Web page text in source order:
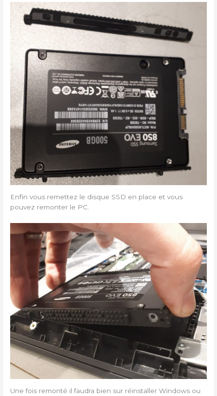
Enfin vous remettez le disque SSD en place et vous
pouvez remonter le PC.
Une fois remonté il faudra bien sur réinstaller Windows ou